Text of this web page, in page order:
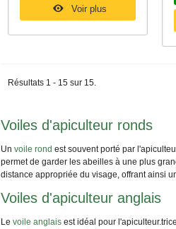
Voir plus
Résultats 1 - 15 sur 15.
Voiles d'apiculteur ronds
Un voile rond est souvent porté par
permet de garder les abeilles à une plus
distance appropriée du visage, offrant ainsi
Voiles d'apiculteur anglais
Le voile anglais est idéal pour